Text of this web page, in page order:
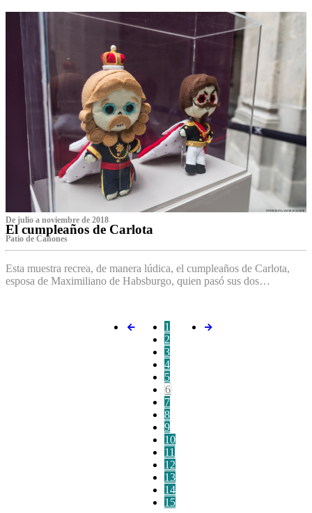
De julio a noviembre de 2018
El cumpleaños de Carlota
Patio de Cañones
Esta muestra recrea, de manera lúdica, el cumpleaños de Carlota,
esposa de Maximiliano de Habsburgo, quien pasó sus dos…
1
2
3
4
5
6
7
8
9
10
11
12
13
14
15